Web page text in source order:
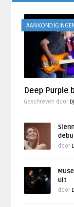
Deep Purple
Geschreven door
door
uit
door